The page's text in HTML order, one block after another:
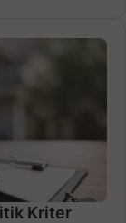
Kriter